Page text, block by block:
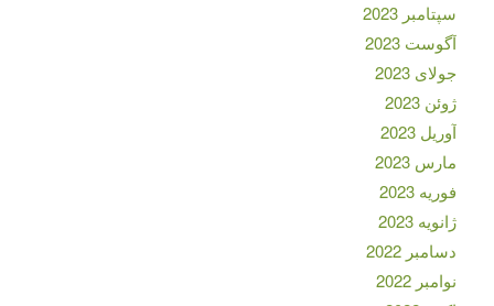
سپتامبر 2023
آگوست 2023
جولای 2023
ژوئن 2023
آوریل 2023
مارس 2023
فوریه 2023
ژانویه 2023
دسامبر 2022
نوامبر 2022